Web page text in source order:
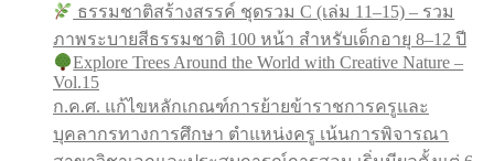
ธรรมชาติสร้างสรรค์ ชุดรวม C (เล่ม 11–15) – รวม
ภาพระบายสีธรรมชาติ 100 หน้า สำหรับเด็กอายุ 8–12 ปี
Explore Trees Around the World with Creative Nature –
Vol.15
ก.ค.ศ. แก้ไขหลักเกณฑ์การย้ายข้าราชการครูและ
บุคลากรทางการศึกษา ตำแหน่งครู เน้นการพิจารณา